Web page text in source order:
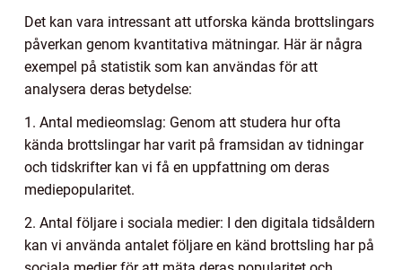
Det kan vara intressant att utforska kända brottslingars
påverkan genom kvantitativa mätningar. Här är några
exempel på statistik som kan användas för att
analysera deras betydelse:
1. Antal medieomslag: Genom att studera hur ofta
kända brottslingar har varit på framsidan av tidningar
och tidskrifter kan vi få en uppfattning om deras
mediepopularitet.
2. Antal följare i sociala medier: I den digitala tidsåldern
kan vi använda antalet följare en känd brottsling har på